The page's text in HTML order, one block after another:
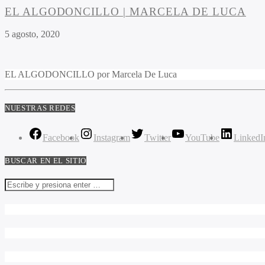
EL ALGODONCILLO | MARCELA DE LUCA
5 agosto, 2020
EL ALGODONCILLO por Marcela De Luca
NUESTRAS REDES
Facebook Instagram Twitter YouTube
BUSCAR EN EL SITIO